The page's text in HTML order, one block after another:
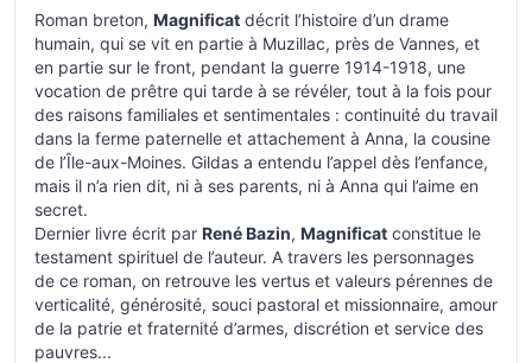
Roman breton, Magnificat décrit l’histoire d’un drame
humain, qui se vit en partie à Muzillac, près de Vannes, et
en partie sur le front, pendant la guerre 1914-1918, une
vocation de prêtre qui tarde à se révéler, tout à la fois pour
des raisons familiales et sentimentales : continuité du travail
dans la ferme paternelle et attachement à Anna, la cousine
de l’Île-aux-Moines. Gildas a entendu l’appel dès l’enfance,
mais il n’a rien dit, ni à ses parents, ni à Anna qui l’aime en
secret.
Dernier livre écrit par René Bazin, Magnificat constitue le
testament spirituel de l’auteur. A travers les personnages
de ce roman, on retrouve les vertus et valeurs pérennes de
verticalité, générosité, souci pastoral et missionnaire, amour
de la patrie et fraternité d’armes, discrétion et service des
pauvres...